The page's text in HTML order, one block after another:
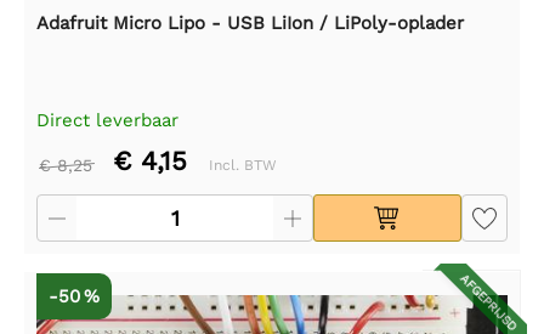
Adafruit Micro Lipo - USB LiIon / LiPoly-oplader
Direct leverbaar
€ 8,25 € 4,15 Incl. BTW
AFGEPRIJSD
-50 %